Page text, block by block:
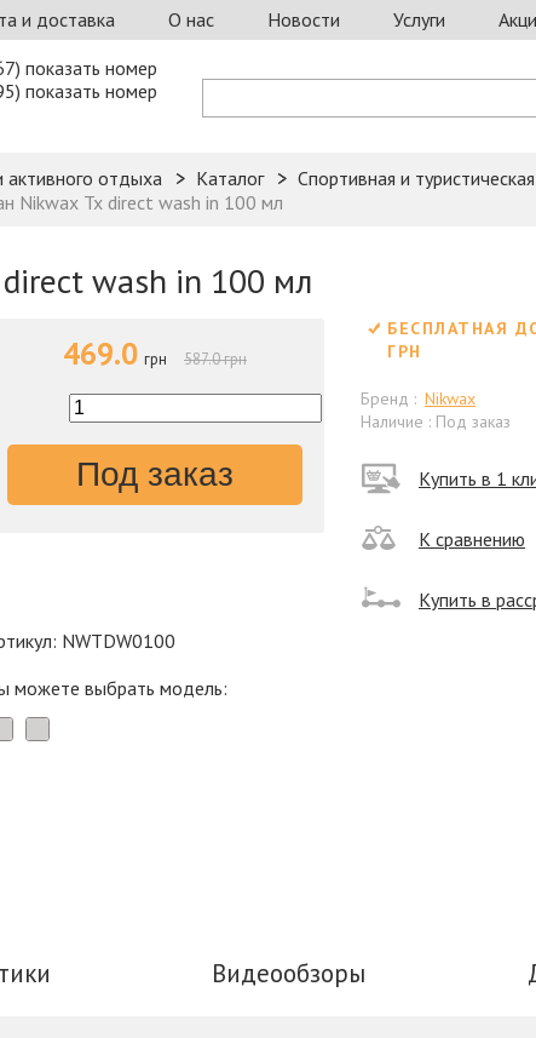
и доставка О нас Новости Услуги
показать номер
показать номер
активного отдыха Каталог Спортивная и
Nikwax Tx direct wash in 100 мл
wash in 100 мл
БЕСПЛАТНАЯ
ГРН
Бренд : Nikwax
Наличие : Под заказ
469.0 грн 587.0 грн
Под заказ Купить в 1
К сравнению
Купить в
NWTDW0100
можете выбрать модель:
Видеообзоры